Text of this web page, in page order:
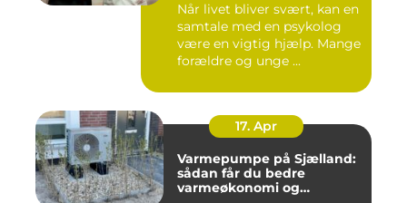
Når livet bliver svært, kan en
samtale med en psykolog
være en vigtig hjælp. Mange
forældre og unge ...
17. Apr
Varmepumpe på Sjælland:
sådan får du bedre
varmeøkonomi og